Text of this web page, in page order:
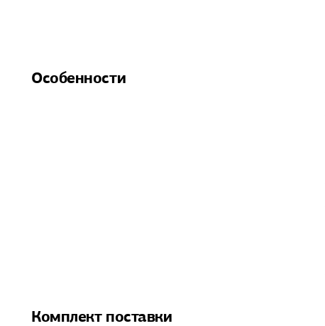
Особенности
Комплект поставки